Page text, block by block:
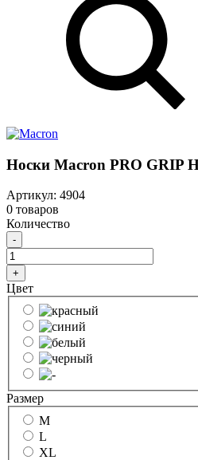
Носки Macron PRO GRIP
Артикул: 4904
0 товаров
Количество
-
+
Цвет
Размер
M
L
XL